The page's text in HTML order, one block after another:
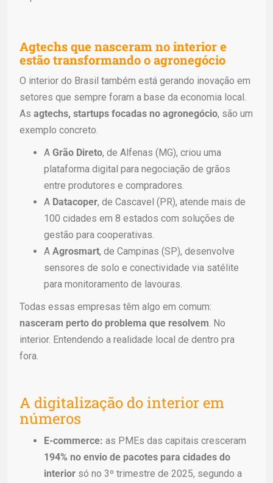
Agtechs que nasceram no interior e
estão transformando o agronegócio
O interior do Brasil também está gerando inovação em
setores que sempre foram a base da economia local.
As agtechs, startups focadas no agronegócio, são um
exemplo concreto.
A Grão Direto, de Alfenas (MG), criou uma
plataforma digital para negociação de grãos
entre produtores e compradores.
A Datacoper, de Cascavel (PR), atende mais de
100 cidades em 8 estados com soluções de
gestão para cooperativas.
A Agrosmart, de Campinas (SP), desenvolve
sensores de solo e conectividade via satélite
para monitoramento de lavouras.
Todas essas empresas têm algo em comum:
nasceram perto do problema que resolvem . No
interior. Entendendo a realidade local de dentro pra
fora.
A digitalização do interior em
números
E-commerce: as PMEs das capitais cresceram
194% no envio de pacotes para cidades do
interior só no 3º trimestre de 2025, segundo a